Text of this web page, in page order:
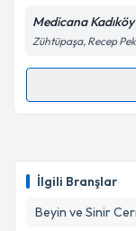
İlgili Branşlar
Beyin ve Sinir
Medicana
Zühtüpaşa, Recep
Randevu
takvim